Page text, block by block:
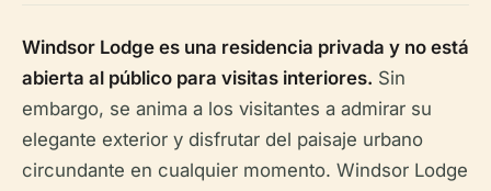
Windsor Lodge es una residencia privada y no está
abierta al público para visitas interiores. Sin
embargo, se anima a los visitantes a admirar su
elegante exterior y disfrutar del paisaje urbano
circundante en cualquier momento. Windsor Lodge